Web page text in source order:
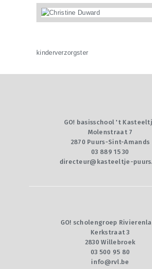
CONTACT
kinderverzorgster
GO! basisschool 't
Molenstraat 7
2870 Puurs-Sint-Amands
03 889 15 30
directeur@kasteeltje-
GO! scholengroep
Kerkstraat 3
2830 Willebroek
03 500 95 80
info@rvl.be